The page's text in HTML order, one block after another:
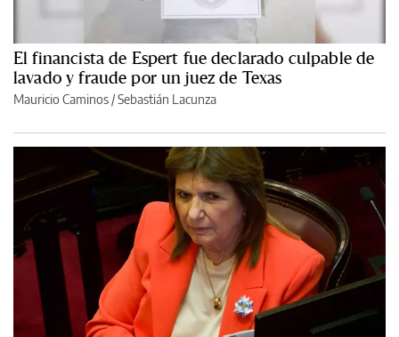
El financista de Espert fue declarado culpable de
lavado y fraude por un juez de Texas
Mauricio Caminos/Sebastián Lacunza